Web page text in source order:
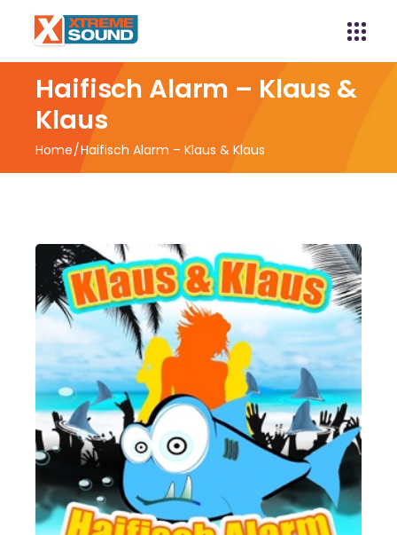
Haifisch Alarm – Klaus &
Klaus
Home Haifisch Alarm – Klaus & Klaus